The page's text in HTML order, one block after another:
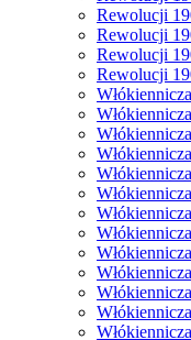
Rewolucji
Rewolucji
Rewolucji
Rewolucji